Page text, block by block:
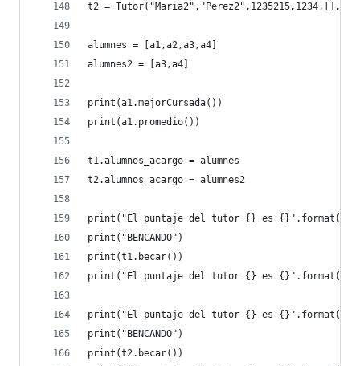
t2 = Tutor("Maria2","Perez2",1235215,1234,[],[])
alumnes = [a1,a2,a3,a4]
alumnes2 = [a3,a4]
print(a1.mejorCursada())
print(a1.promedio())
t1.alumnos_acargo = alumnes
t2.alumnos_acargo = alumnes2
print("El puntaje del tutor {} es
print("BENCANDO")
print(t1.becar())
print("El puntaje del tutor {} es
print("El puntaje del tutor {} es
print("BENCANDO")
print(t2.becar())